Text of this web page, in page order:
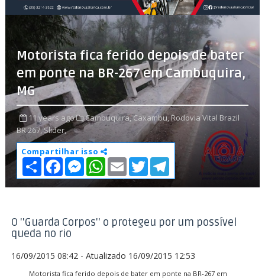
Motorista fica ferido depois de bater
em ponte na BR-267 em Cambuquira,
MG
11 years ago Cambuquira,Caxambu,Rodovia Vital Brazil
BR 267,Slider,
Compartilhar isso
S
h
a
r
F
c
e
o
k
M
e
s
s
g
e
W
h
a
t
p
p
E
m
a
i
T
w
i
t
r
T
l
e
a
m
O ''Guarda Corpos'' o protegeu por um possível
queda no rio
16/09/2015 08:42 - Atualizado 16/09/2015 12:53
Motorista fica ferido depois de bater em ponte na BR-267 em